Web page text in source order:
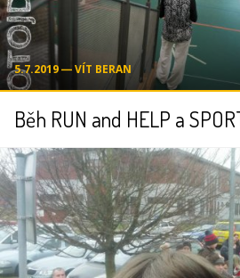
5.7.2019 ― VÍT BERAN